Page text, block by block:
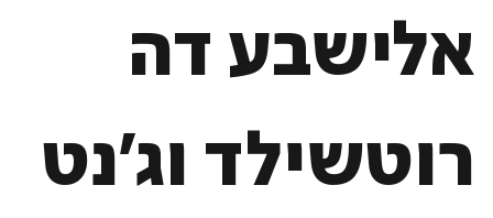
אלישבע דה
רוטשילד וג'נט